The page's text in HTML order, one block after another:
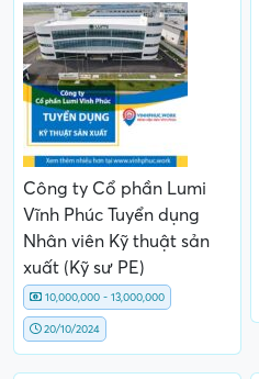
Công ty Cổ phần Lumi
Vĩnh Phúc Tuyển dụng
Nhân viên Kỹ thuật sản
xuất (Kỹ sư PE)
10,000,000 - 13,000,000
20/10/2024